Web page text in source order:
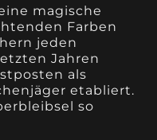
magische
Farben
jeden
Jahren
als
etabliert.
so